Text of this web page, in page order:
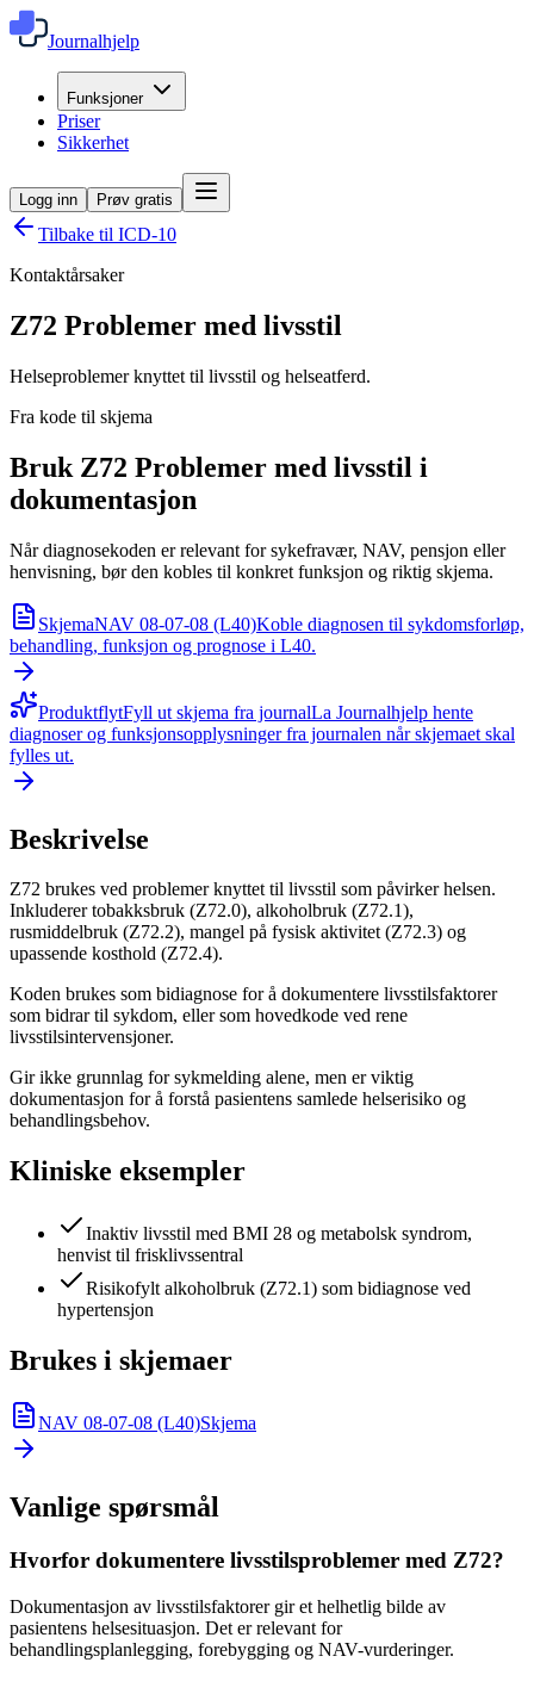
Journalhjelp
Funksjoner
Priser
Sikkerhet
Logg inn Prøv gratis
Tilbake til ICD-10
Kontaktårsaker
Z72 Problemer med livsstil
Helseproblemer knyttet til livsstil og helseatferd.
Fra kode til skjema
Bruk Z72 Problemer med livsstil i
dokumentasjon
Når diagnosekoden er relevant for sykefravær, NAV, pensjon eller
henvisning, bør den kobles til konkret funksjon og riktig skjema.
SkjemaNAV 08-07-08 (L40)Koble diagnosen til sykdomsforløp,
behandling, funksjon og prognose i L40.
ProduktflytFyll ut skjema fra journalLa Journalhjelp hente
diagnoser og funksjonsopplysninger fra journalen når skjemaet skal
fylles ut.
Beskrivelse
Z72 brukes ved problemer knyttet til livsstil som påvirker helsen.
Inkluderer tobakksbruk (Z72.0), alkoholbruk (Z72.1),
rusmiddelbruk (Z72.2), mangel på fysisk aktivitet (Z72.3) og
upassende kosthold (Z72.4).
Koden brukes som bidiagnose for å dokumentere livsstilsfaktorer
som bidrar til sykdom, eller som hovedkode ved rene
livsstilsintervensjoner.
Gir ikke grunnlag for sykmelding alene, men er viktig
dokumentasjon for å forstå pasientens samlede helserisiko og
behandlingsbehov.
Kliniske eksempler
Inaktiv livsstil med BMI 28 og metabolsk syndrom,
henvist til frisklivssentral
Risikofylt alkoholbruk (Z72.1) som bidiagnose ved
hypertensjon
Brukes i skjemaer
NAV 08-07-08 (L40)Skjema
Vanlige spørsmål
Hvorfor dokumentere livsstilsproblemer med Z72?
Dokumentasjon av livsstilsfaktorer gir et helhetlig bilde av
pasientens helsesituasjon. Det er relevant for
behandlingsplanlegging, forebygging og NAV-vurderinger.